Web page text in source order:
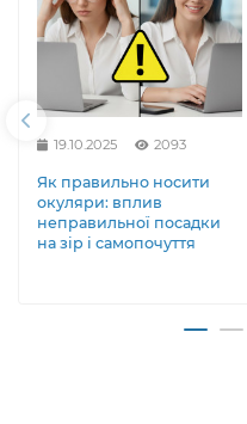
19.10.2025 2093
Як правильно носити
окуляри: вплив
неправильної посадки
на зір і самопочуття